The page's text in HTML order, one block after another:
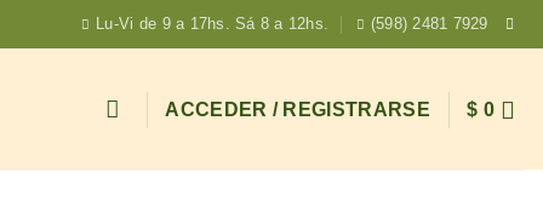
Lu-Vi de 9 a 17hs. Sá 8 a 12hs. (598) 2481 7929
ACCEDER / REGISTRARSE $ 0